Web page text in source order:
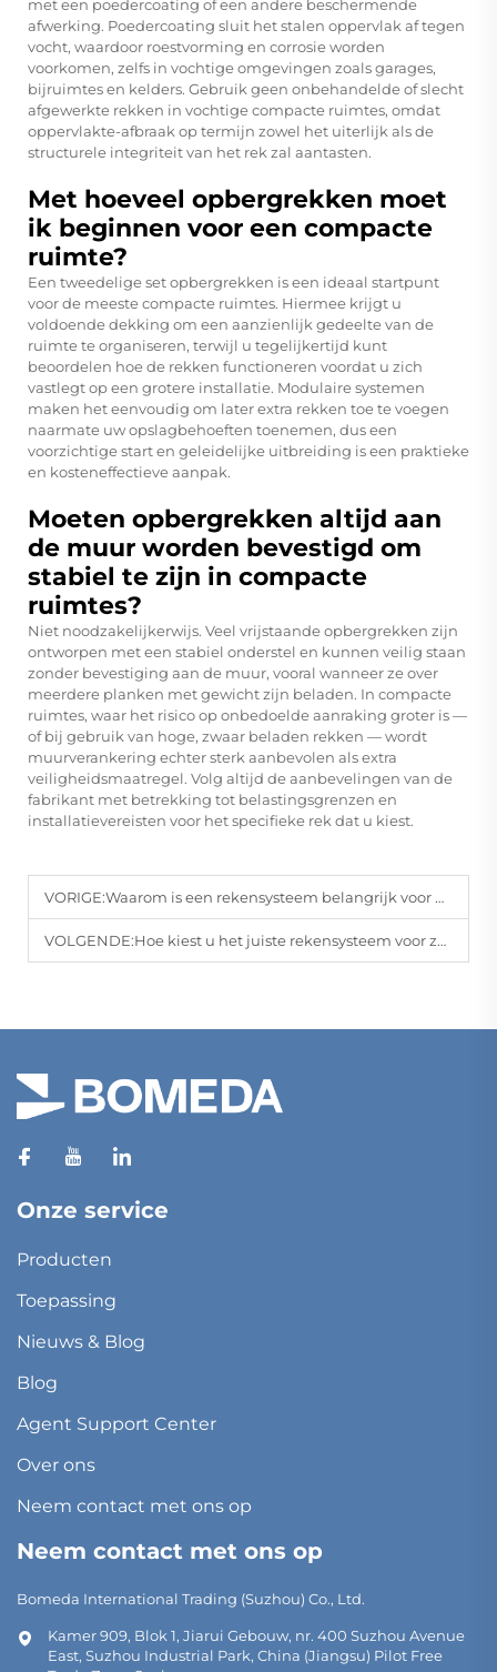
met een poedercoating of een andere beschermende
afwerking. Poedercoating sluit het stalen oppervlak af tegen
vocht, waardoor roestvorming en corrosie worden
voorkomen, zelfs in vochtige omgevingen zoals garages,
bijruimtes en kelders. Gebruik geen onbehandelde of slecht
afgewerkte rekken in vochtige compacte ruimtes, omdat
oppervlakte-afbraak op termijn zowel het uiterlijk als de
structurele integriteit van het rek zal aantasten.
Met hoeveel opbergrekken moet
ik beginnen voor een compacte
ruimte?
Een tweedelige set opbergrekken is een ideaal startpunt
voor de meeste compacte ruimtes. Hiermee krijgt u
voldoende dekking om een aanzienlijk gedeelte van de
ruimte te organiseren, terwijl u tegelijkertijd kunt
beoordelen hoe de rekken functioneren voordat u zich
vastlegt op een grotere installatie. Modulaire systemen
maken het eenvoudig om later extra rekken toe te voegen
naarmate uw opslagbehoeften toenemen, dus een
voorzichtige start en geleidelijke uitbreiding is een praktieke
en kosteneffectieve aanpak.
Moeten opbergrekken altijd aan
de muur worden bevestigd om
stabiel te zijn in compacte
ruimtes?
Niet noodzakelijkerwijs. Veel vrijstaande opbergrekken zijn
ontworpen met een stabiel onderstel en kunnen veilig staan
zonder bevestiging aan de muur, vooral wanneer ze over
meerdere planken met gewicht zijn beladen. In compacte
ruimtes, waar het risico op onbedoelde aanraking groter is —
of bij gebruik van hoge, zwaar beladen rekken — wordt
muurverankering echter sterk aanbevolen als extra
veiligheidsmaatregel. Volg altijd de aanbevelingen van de
fabrikant met betrekking tot belastingsgrenzen en
installatievereisten voor het specifieke rek dat u kiest.
VORIGE:Waarom is een rekensysteem belangrijk voor de organisatie van een magazijn?
VOLGENDE:Hoe kiest u het juiste rekensysteem voor zware belastingen?
Onze service
Producten
Toepassing
Nieuws & Blog
Blog
Agent Support Center
Over ons
Neem contact met ons op
Neem contact met ons op
Bomeda International Trading (Suzhou) Co., Ltd.
Kamer 909, Blok 1, Jiarui Gebouw, nr. 400 Suzhou Avenue
East, Suzhou Industrial Park, China (Jiangsu) Pilot Free